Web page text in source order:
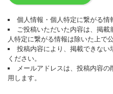
個人情報・個人特定に繋がる情
ご投稿いただいた内容は、掲
人特定に繋がる情報は除いた上で公
投稿内容により、掲載できな
ください。
メールアドレスは、投稿内容
用します。